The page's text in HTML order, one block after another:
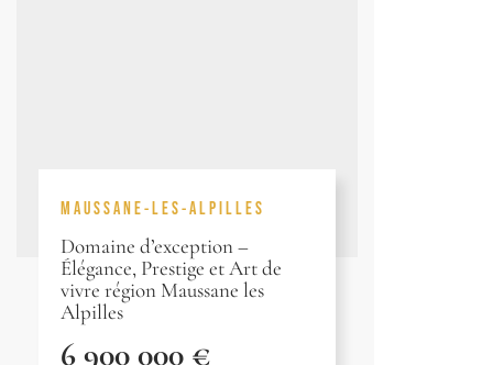
MAUSSANE-LES-ALPILLES
Domaine d’exception –
Élégance, Prestige et Art de
vivre région Maussane les
Alpilles
6 900 000 €